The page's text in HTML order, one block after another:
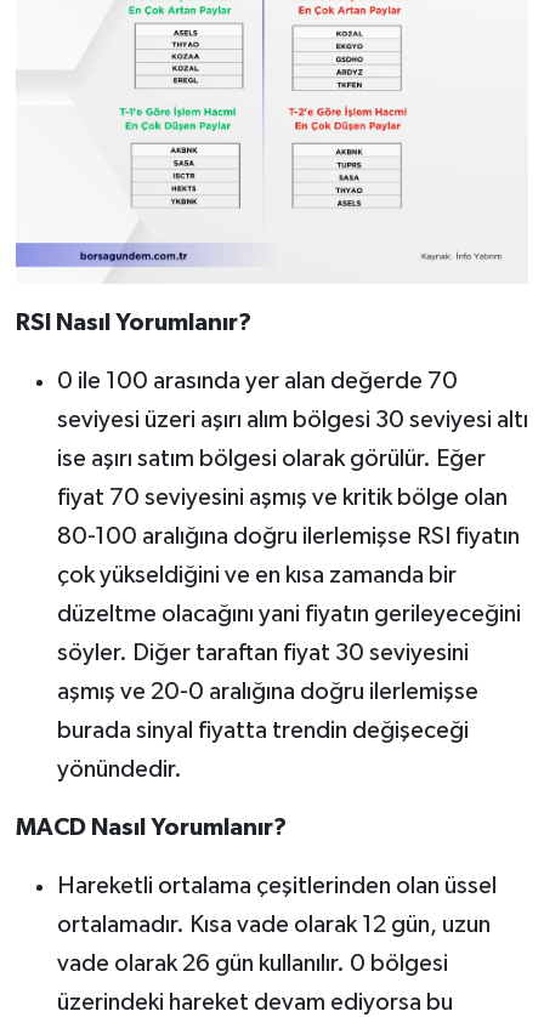
RSI Nasıl Yorumlanır?
0 ile 100 arasında yer alan değerde 70
seviyesi üzeri aşırı alım bölgesi 30 seviyesi altı
ise aşırı satım bölgesi olarak görülür. Eğer
fiyat 70 seviyesini aşmış ve kritik bölge olan
80-100 aralığına doğru ilerlemişse RSI fiyatın
çok yükseldiğini ve en kısa zamanda bir
düzeltme olacağını yani fiyatın gerileyeceğini
söyler. Diğer taraftan fiyat 30 seviyesini
aşmış ve 20-0 aralığına doğru ilerlemişse
burada sinyal fiyatta trendin değişeceği
yönündedir.
MACD Nasıl Yorumlanır?
Hareketli ortalama çeşitlerinden olan üssel
ortalamadır. Kısa vade olarak 12 gün, uzun
vade olarak 26 gün kullanılır. 0 bölgesi
üzerindeki hareket devam ediyorsa bu